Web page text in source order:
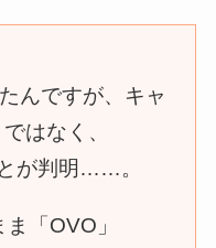
んですが、キャ
はなく、
が判明……。
「OVO」